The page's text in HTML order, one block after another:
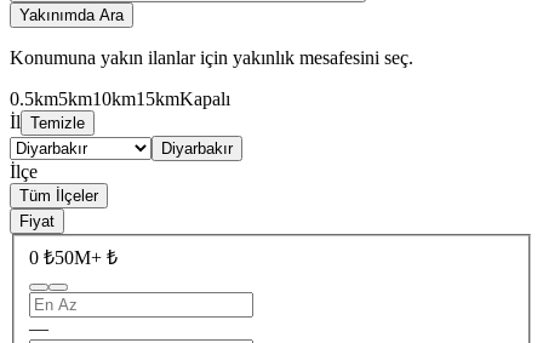
Yakınımda Ara
Konumuna yakın ilanlar için yakınlık mesafesini seç.
0.5km5km10km15kmKapalı
İl Temizle
Diyarbakır
İlçe
Tüm İlçeler
Fiyat
0 ₺50M+ ₺
—